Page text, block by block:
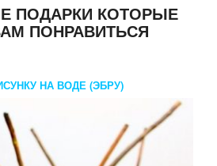
ПОДАРКИ КОТОРЫЕ
ПОНРАВИТЬСЯ
НА ВОДЕ (ЭБРУ)